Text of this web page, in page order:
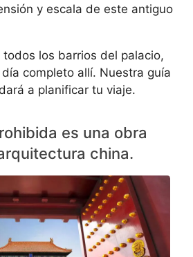
y escala de este antiguo
los barrios del palacio,
completo allí. Nuestra guía
a planificar tu viaje.
es una obra
china.